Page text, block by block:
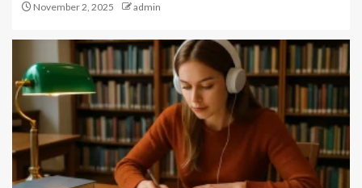
November 2, 2025 admin